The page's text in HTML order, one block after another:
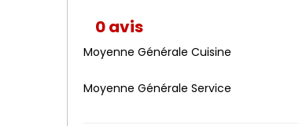
0 avis
Moyenne Générale Cuisine
Moyenne Générale Service